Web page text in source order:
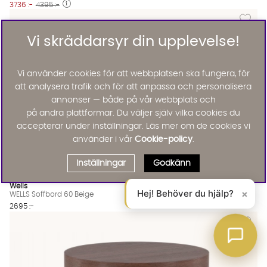
3736 :- 4395 :-
Lägg
Wells
WELLS Soffbord 60 Beige
2695 :-
Lägg till
Vi skräddarsyr din upplevelse!
Vi använder cookies för att webbplatsen ska fungera, för
att analysera trafik och för att anpassa och personalisera
annonser — både på vår webbplats och
på andra plattformar. Du väljer själv vilka cookies du
accepterar under inställningar. Läs mer om de cookies vi
använder i vår Cookie-policy.
Inställningar Godkänn
Hej! Behöver du hjälp? ×